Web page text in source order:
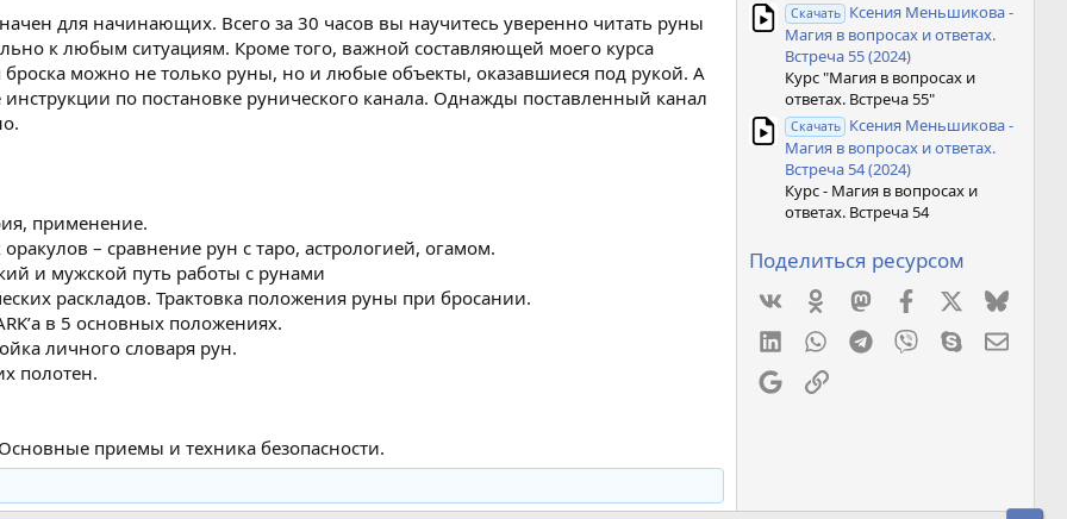
для начинающих. Всего за 30 часов вы научитесь уверенно читать руны
к любым ситуациям. Кроме того, важной составляющей моего курса
броска можно не только руны, но и любые объекты, оказавшиеся под рукой. А
по постановке рунического канала. Однажды поставленный канал
применение.
– сравнение рун с таро, астрологией, огамом.
и мужской путь работы с рунами
раскладов. Трактовка положения руны при бросании.
в 5 основных положениях.
личного словаря рун.
полотен.
приемы и техника безопасности.
Скачать Ксения Меньшикова -
Магия в вопросах и ответах.
Встреча 55 (2024)
Курс "Магия в вопросах и
ответах. Встреча 55"
Скачать Ксения Меньшикова -
Магия в вопросах и ответах.
Встреча 54 (2024)
Курс - Магия в вопросах и
ответах. Встреча 54
Поделиться ресурсом
VkontakteOdnoklassniki
MastodonFacebook
LinkedInWhatsAppTelegram
Viber Skype
GoogleСсылка